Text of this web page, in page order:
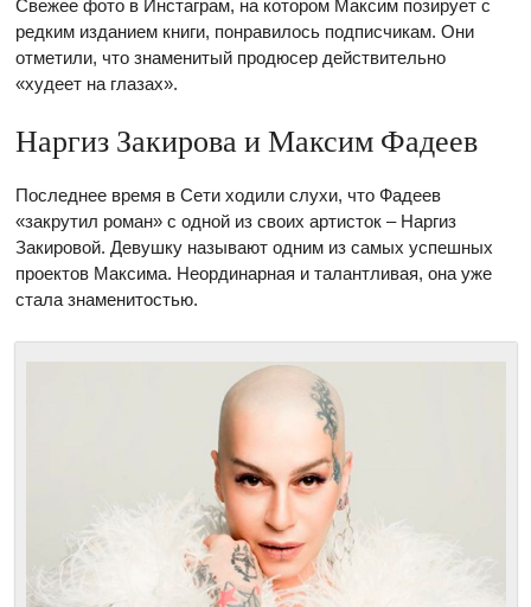
Свежее фото в Инстаграм, на котором Максим позирует с
редким изданием книги, понравилось подписчикам. Они
отметили, что знаменитый продюсер действительно
«худеет на глазах».
Наргиз Закирова и Максим Фадеев
Последнее время в Сети ходили слухи, что Фадеев
«закрутил роман» с одной из своих артисток – Наргиз
Закировой. Девушку называют одним из самых успешных
проектов Максима. Неординарная и талантливая, она уже
стала знаменитостью.